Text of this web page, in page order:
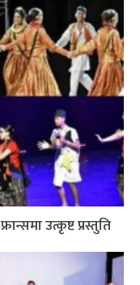
उत्कृष्ट प्रस्तुति